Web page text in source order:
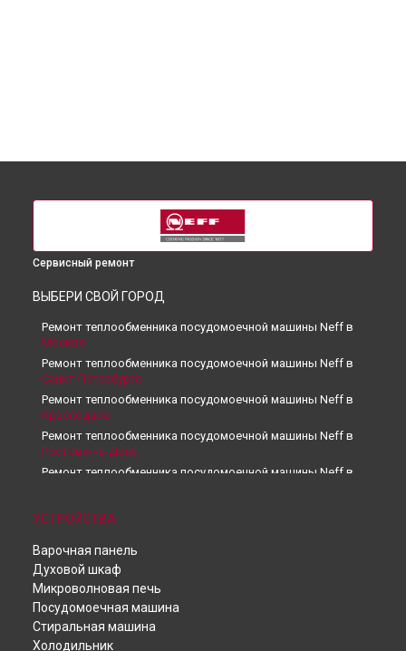
Сервисный ремонт
ВЫБЕРИ СВОЙ ГОРОД
Ремонт теплообменника посудомоечной машины Neff в
Москве
Ремонт теплообменника посудомоечной машины Neff в
Санкт-Петербурге
Ремонт теплообменника посудомоечной машины Neff в
Краснодаре
Ремонт теплообменника посудомоечной машины Neff в
Ростове-на-Дону
Ремонт теплообменника посудомоечной машины Neff в
Ремонт теплообменника посудомоечной машины Neff в
Новосибирске
Ремонт теплообменника посудомоечной машины Neff в
Челябинске
Ремонт теплообменника посудомоечной машины Neff в
Екатеринбурге
Ремонт теплообменника посудомоечной машины Neff в
Казани
УСТРОЙСТВА
Варочная панель
Духовой шкаф
Микроволновая печь
Посудомоечная машина
Стиральная машина
Холодильник